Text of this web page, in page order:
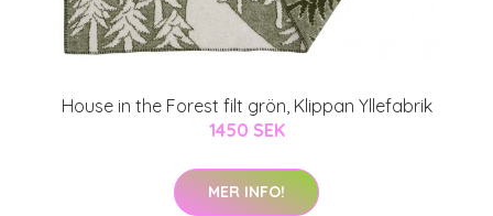
House in the Forest filt grön, Klippan Yllefabrik
1450 SEK
MER INFO!